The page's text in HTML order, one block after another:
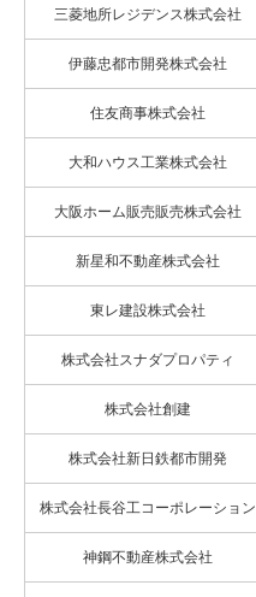
三菱地所レジデンス株式会社
伊藤忠都市開発株式会社
住友商事株式会社
大和ハウス工業株式会社
大阪ホーム販売販売株式会社
新星和不動産株式会社
東レ建設株式会社
株式会社スナダプロパティ
株式会社創建
株式会社新日鉄都市開発
株式会社長谷工コーポレーション
神鋼不動産株式会社